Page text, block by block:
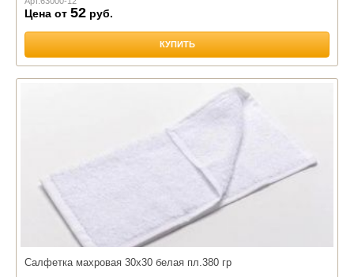
Цена от 52 руб.
КУПИТЬ
Салфетка махровая 30х30 белая пл.380 гр